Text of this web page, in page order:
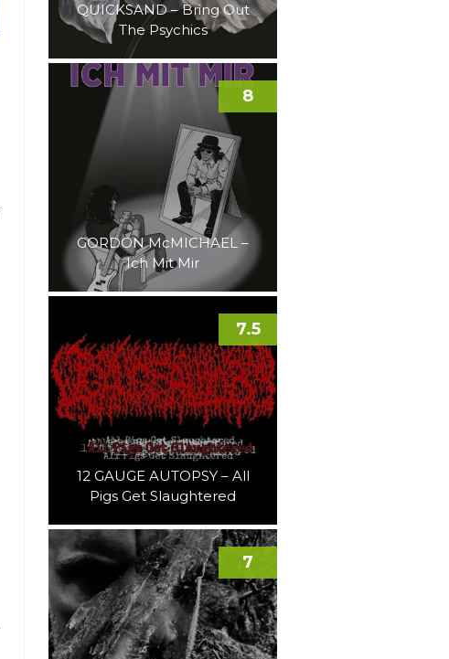
QUICKSAND – Bring Out
The Psychics
GORDON McMICHAEL –
Ich Mit Mir
8
12 GAUGE AUTOPSY – All
Pigs Get Slaughtered
7.5
7